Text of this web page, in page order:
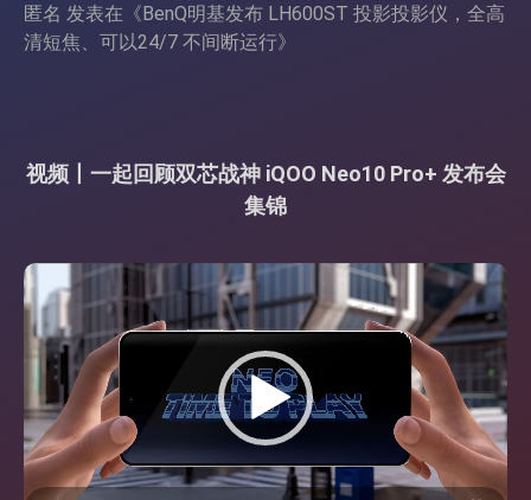
匿名 发表在《BenQ明基发布 LH600ST 投影投影仪，全高
清短焦、可以24/7 不间断运行》
视频丨一起回顾双芯战神 iQOO Neo10 Pro+ 发布会
集锦
视
频
播
放